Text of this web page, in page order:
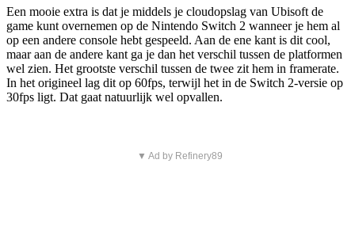
Een mooie extra is dat je middels je cloudopslag van Ubisoft de
game kunt overnemen op de Nintendo Switch 2 wanneer je hem al
op een andere console hebt gespeeld. Aan de ene kant is dit cool,
maar aan de andere kant ga je dan het verschil tussen de platformen
wel zien. Het grootste verschil tussen de twee zit hem in framerate.
In het origineel lag dit op 60fps, terwijl het in de Switch 2-versie op
30fps ligt. Dat gaat natuurlijk wel opvallen.
▼ Ad by Refinery89